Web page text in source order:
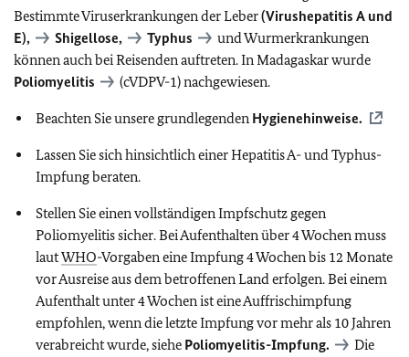
Bestimmte Viruserkrankungen der Leber(Virushepatitis A und
E),
Shigellose, Typhus
und Wurmerkrankungen
können auch bei Reisenden auftreten.In Madagaskar wurde
Poliomyelitis
(cVDPV-1) nachgewiesen.
Beachten Sie unsere grundlegenden Hygienehinweise.
Lassen Sie sich hinsichtlich einer Hepatitis A- und Typhus-
Impfung beraten.
Stellen Sie einen vollständigen Impfschutz gegen
Poliomyelitis sicher. Bei Aufenthalten über 4 Wochen muss
lautWHO-Vorgaben eine Impfung 4 Wochen bis 12 Monate
vor Ausreise aus dem betroffenen Land erfolgen. Bei einem
Aufenthalt unter 4 Wochen ist eine Auffrischimpfung
empfohlen, wenn die letzte Impfung vor mehr als 10 Jahren
verabreicht wurde, siehe Poliomyelitis-Impfung.
Die